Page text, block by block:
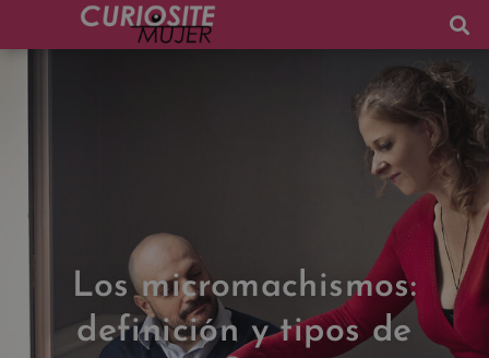
Los micromachismos:
definición y tipos de